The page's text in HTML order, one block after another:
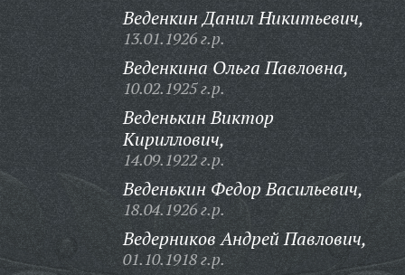
Веденкин Данил Никитьевич,
13.01.1926 г.р.
Веденкина Ольга Павловна,
10.02.1925 г.р.
Веденькин Виктор
Кириллович,
14.09.1922 г.р.
Веденькин Федор Васильевич,
18.04.1926 г.р.
Ведерников Андрей Павлович,
01.10.1918 г.р.